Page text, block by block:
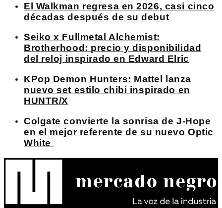
El Walkman regresa en 2026, casi cinco
décadas después de su debut
Seiko x Fullmetal Alchemist:
Brotherhood: precio y disponibilidad
del reloj inspirado en Edward Elric
KPop Demon Hunters: Mattel lanza
nuevo set estilo chibi inspirado en
HUNTR/X
Colgate convierte la sonrisa de J-Hope
en el mejor referente de su nuevo Optic
White